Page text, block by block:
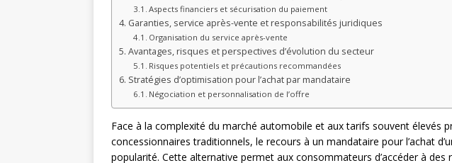
Aspects financiers et sécurisation du paiement
Garanties, service après-vente et responsabilités juridiques
Organisation du service après-vente
Avantages, risques et perspectives d’évolution du secteur
Risques potentiels et précautions recommandées
Stratégies d’optimisation pour l’achat par mandataire
Négociation et personnalisation de l’offre
Face à la complexité du marché automobile et aux tarifs souvent élevés
concessionnaires traditionnels, le recours à un mandataire pour l’achat
popularité. Cette alternative permet aux consommateurs d’accéder à